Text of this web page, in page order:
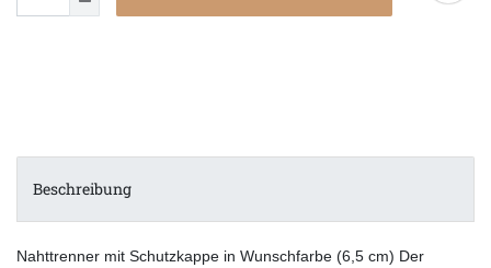
Beschreibung
Nahttrenner mit Schutzkappe in Wunschfarbe (6,5 cm) Der